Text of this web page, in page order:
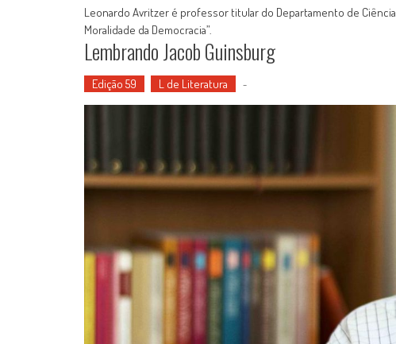
Leonardo Avritzer é professor titular do Departamento de
Moralidade da Democracia”.
Lembrando Jacob Guinsburg
Edição 59 L de Literatura -